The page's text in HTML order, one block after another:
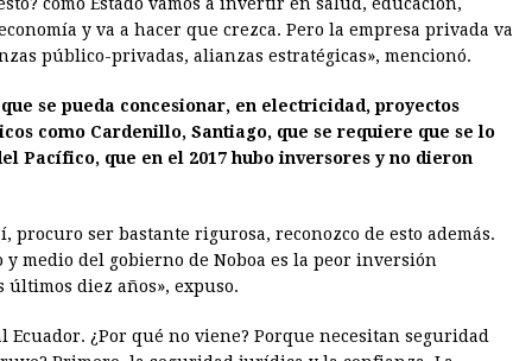
y va a hacer que crezca. Pero la empresa privada va
público-privadas, alianzas estratégicas», mencionó.
se pueda concesionar, en electricidad, proyectos
como Cardenillo, Santiago, que se requiere que se lo
Pacífico, que en el 2017 hubo inversores y no dieron
procuro ser bastante rigurosa, reconozco de esto además.
medio del gobierno de Noboa es la peor inversión
diez años», expuso.
¿Por qué no viene? Porque necesitan seguridad